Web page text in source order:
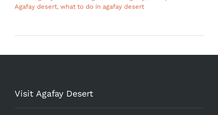
Agafay desert, what to do in agafay desert
Visit Agafay Desert